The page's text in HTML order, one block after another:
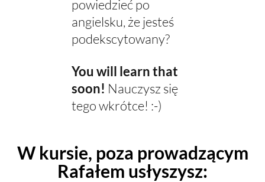
powiedzieć po
angielsku, że jesteś
podekscytowany?
You will learn that
soon! Nauczysz się
tego wkrótce! :-)
W kursie, poza prowadzącym
Rafałem usłyszysz: